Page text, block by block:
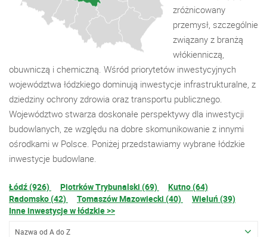
zróżnicowany
przemysł, szczególnie
związany z branżą
włókienniczą,
obuwniczą i chemiczną. Wśród priorytetów inwestycyjnych
województwa łódzkiego dominują inwestycje infrastrukturalne, z
dziedziny ochrony zdrowia oraz transportu publicznego.
Województwo stwarza doskonałe perspektywy dla inwestycji
budowlanych, ze względu na dobre skomunikowanie z innymi
ośrodkami w Polsce. Poniżej przedstawiamy wybrane łódzkie
inwestycje budowlane.
Łódź (926) Piotrków Trybunalski (69)
Kutno (64)
Radomsko (42)
Tomaszów Mazowiecki (40)
Wieluń (39)
Inne inwestycje w łódzkie >>
Nazwa od A do Z